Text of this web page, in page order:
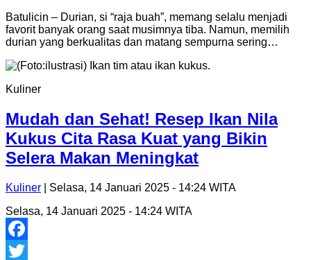
Telegram
Batulicin – Durian, si “raja buah”, memang selalu menjadi
favorit banyak orang saat musimnya tiba. Namun, memilih
durian yang berkualitas dan matang sempurna sering…
Kuliner
Mudah dan Sehat! Resep Ikan Nila
Kukus Cita Rasa Kuat yang Bikin
Selera Makan Meningkat
Kuliner | Selasa, 14 Januari 2025 - 14:24 WITA
Selasa, 14 Januari 2025 - 14:24 WITA
Facebook